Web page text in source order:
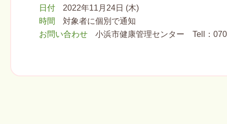
日付
2022年11月24日 (木)
時間
対象者に個別で通知
お問い合わせ
小浜市健康管理センター Tell：